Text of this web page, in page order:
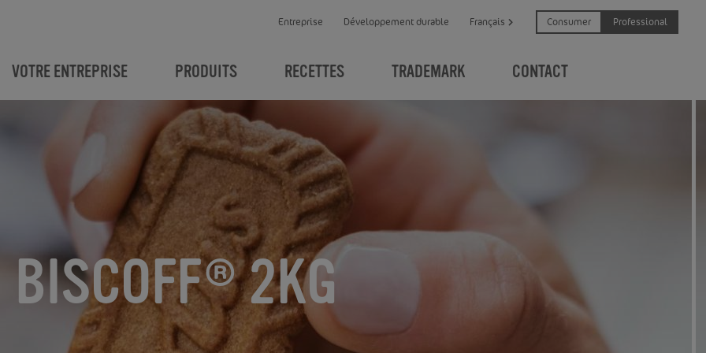
Entreprise Développement durable Français Professional
Consumer
VOTRE ENTREPRISE PRODUITS RECETTES TRADEMARK CONTACT
BISCOFF® 2KG